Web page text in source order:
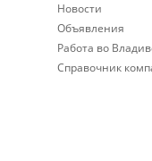
Новости
Объявления
Работа во
Справочник